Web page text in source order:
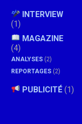
INTERVIEW
(1)
MAGAZINE
(4)
ANALYSES (2)
REPORTAGES (2)
PUBLICITÉ (1)